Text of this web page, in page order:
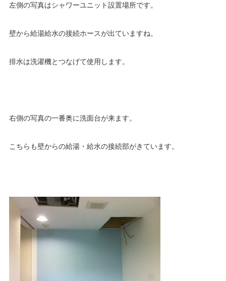
左側の写真はシャワーユニット設置場所です。
壁から給湯給水の接続ホースが出ていますね。
排水は洗濯機とつなげて使用します。
右側の写真の一番奥に洗面台が来ます。
こちらも壁からの給湯・給水の接続部がきています。